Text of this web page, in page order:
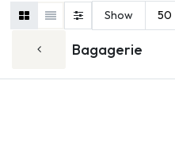
Bagagerie
Show 50